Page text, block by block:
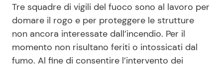
Seguici
Tre squadre di vigili del fuoco sono al lavoro per
domare il rogo e per proteggere le strutture
non ancora interessate dall’incendio. Per il
momento non risultano feriti o intossicati dal
fumo. Al fine di consentire l’intervento dei